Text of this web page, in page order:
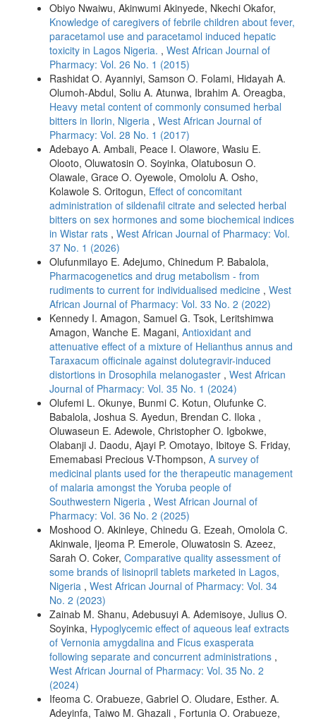
Obiyo Nwaiwu, Akinwumi Akinyede, Nkechi Okafor,
Knowledge of caregivers of febrile children about fever,
paracetamol use and paracetamol induced hepatic
toxicity in Lagos Nigeria. , West African Journal of
Pharmacy: Vol. 26 No. 1 (2015)
Rashidat O. Ayanniyi, Samson O. Folami, Hidayah A.
Olumoh-Abdul, Soliu A. Atunwa, Ibrahim A. Oreagba,
Heavy metal content of commonly consumed herbal
bitters in Ilorin, Nigeria , West African Journal of
Pharmacy: Vol. 28 No. 1 (2017)
Adebayo A. Ambali, Peace I. Olawore, Wasiu E.
Olooto, Oluwatosin O. Soyinka, Olatubosun O.
Olawale, Grace O. Oyewole, Omololu A. Osho,
Kolawole S. Oritogun, Effect of concomitant
administration of sildenafil citrate and selected herbal
bitters on sex hormones and some biochemical indices
in Wistar rats , West African Journal of Pharmacy: Vol.
37 No. 1 (2026)
Olufunmilayo E. Adejumo, Chinedum P. Babalola,
Pharmacogenetics and drug metabolism - from
rudiments to current for individualised medicine , West
African Journal of Pharmacy: Vol. 33 No. 2 (2022)
Kennedy I. Amagon, Samuel G. Tsok, Leritshimwa
Amagon, Wanche E. Magani, Antioxidant and
attenuative effect of a mixture of Helianthus annus and
Taraxacum officinale against dolutegravir-induced
distortions in Drosophila melanogaster , West African
Journal of Pharmacy: Vol. 35 No. 1 (2024)
Olufemi L. Okunye, Bunmi C. Kotun, Olufunke C.
Babalola, Joshua S. Ayedun, Brendan C. Iloka ,
Oluwaseun E. Adewole, Christopher O. Igbokwe,
Olabanji J. Daodu, Ajayi P. Omotayo, Ibitoye S. Friday,
Ememabasi Precious V-Thompson, A survey of
medicinal plants used for the therapeutic management
of malaria amongst the Yoruba people of
Southwestern Nigeria , West African Journal of
Pharmacy: Vol. 36 No. 2 (2025)
Moshood O. Akinleye, Chinedu G. Ezeah, Omolola C.
Akinwale, Ijeoma P. Emerole, Oluwatosin S. Azeez,
Sarah O. Coker, Comparative quality assessment of
some brands of lisinopril tablets marketed in Lagos,
Nigeria , West African Journal of Pharmacy: Vol. 34
No. 2 (2023)
Zainab M. Shanu, Adebusuyi A. Ademisoye, Julius O.
Soyinka, Hypoglycemic effect of aqueous leaf extracts
of Vernonia amygdalina and Ficus exasperata
following separate and concurrent administrations ,
West African Journal of Pharmacy: Vol. 35 No. 2
(2024)
Ifeoma C. Orabueze, Gabriel O. Oludare, Esther. A.
Adeyinfa, Taiwo M. Ghazali , Fortunia O. Orabueze,